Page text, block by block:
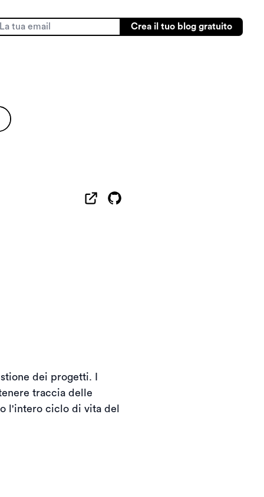
Crea il tuo blog gratuito
dei progetti. I
traccia delle
l'intero ciclo di vita del